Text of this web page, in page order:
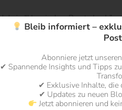
kein “klassisches
so sei das Buch auch all
und Change mit hoher
Veränderung von
verändern. Vahlen: München.
über die Affiliate Links
erhalten bei Bestellung über
Bleib informiert –
Abonniere jetzt
✔ Spannende Insights und Tipps
✔ Exklusive Inhalte,
✔ Updates zu neuen
Jetzt abonnieren und